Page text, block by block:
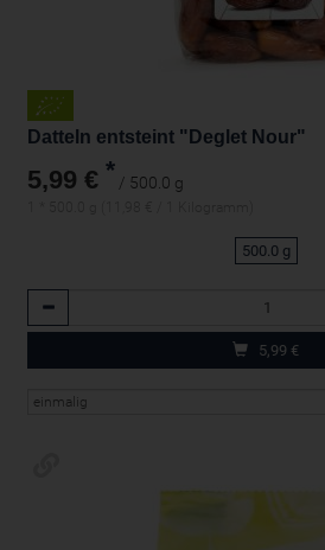
Datteln entsteint "Deglet Nour"
5,99 € * / 500.0 g
500.0 g
5,99 €